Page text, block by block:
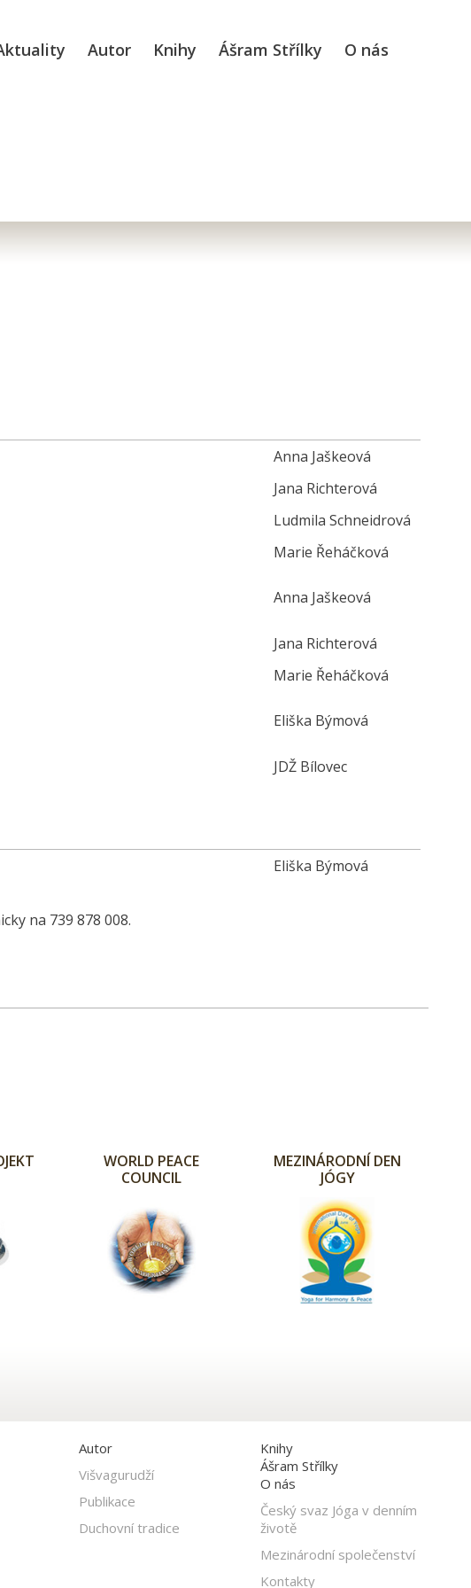
Autor Knihy Ášram Střílky O nás
Anna Jaškeová
Jana Richterová
Ludmila Schneidrová
Marie Řeháčková
Anna Jaškeová
Jana Richterová
Marie Řeháčková
Eliška Býmová
JDŽ Bílovec
Eliška Býmová
na 739 878 008.
WORLD PEACE
COUNCIL
MEZINÁRODNÍ DEN
JÓGY
Autor
Višvagurudží
Publikace
Duchovní tradice
Knihy
Ášram Střílky
O nás
Český svaz Jóga v denním
životě
Mezinárodní společenství
Kontakty